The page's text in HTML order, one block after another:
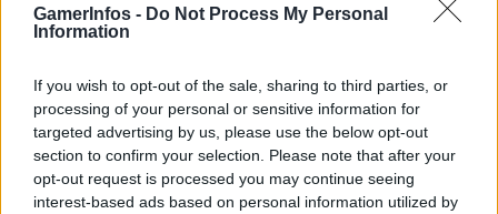
GamerInfos - Do Not Process My Personal
Information
If you wish to opt-out of the sale, sharing to third parties, or
processing of your personal or sensitive information for
targeted advertising by us, please use the below opt-out
section to confirm your selection. Please note that after your
opt-out request is processed you may continue seeing
interest-based ads based on personal information utilized by
.News
Bau-Simulator: Gameplay-Trailer
GamerInfos - 21. Juli 2026